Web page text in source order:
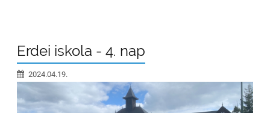
Erdei iskola - 4. nap
2024.04.19.